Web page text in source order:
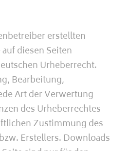
erstellten
diesen Seiten
Urheberrecht.
Bearbeitung,
Art der Verwertung
des Urheberrechtes
Zustimmung des
Erstellers. Downloads